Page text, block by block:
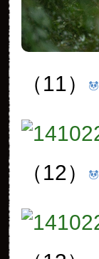
（11）
（12）